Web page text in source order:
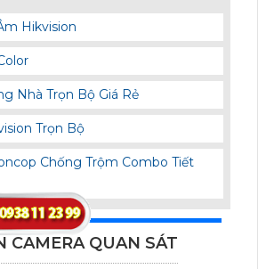
Hikvision
Nhà Trọn Bộ Giá Rẻ
Trọn Bộ
Chống Trộm Combo Tiết
CAMERA QUAN SÁT